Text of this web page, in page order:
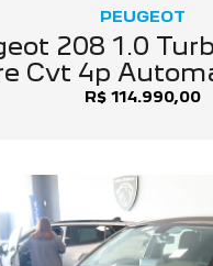
PEUGEOT
208 1.0
Cvt 4p
R$ 114.990,00